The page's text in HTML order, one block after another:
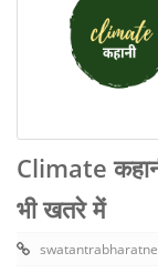
Climate
भी खतरे में